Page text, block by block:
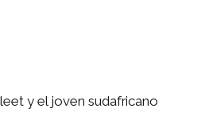
y el joven sudafricano